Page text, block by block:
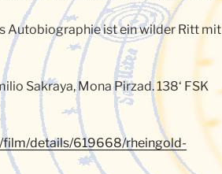
Autobiographie ist ein wilder Ritt mit
Sakraya, Mona Pirzad. 138‘ FSK
film/details/619668/rheingold-